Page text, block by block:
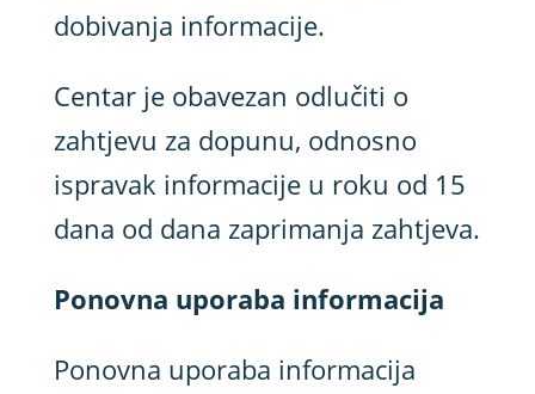
dobivanja informacije.
Centar je obavezan odlučiti o
zahtjevu za dopunu, odnosno
ispravak informacije u roku od 15
dana od dana zaprimanja zahtjeva.
Ponovna uporaba informacija
Ponovna uporaba informacija